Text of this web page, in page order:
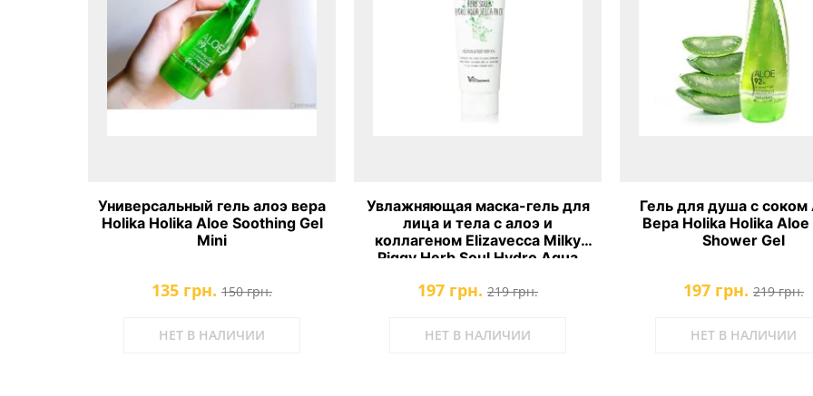
Универсальный гель алоэ вера
Holika Holika Aloe Soothing Gel
Mini
135 грн. 150 грн.
НЕТ В НАЛИЧИИ
Увлажняющая маска-гель для
лица и тела с алоэ и
коллагеном Elizavecca Milky
Piggy Herb Soul Hydro Aqua
197 грн. 219 грн.
НЕТ В НАЛИЧИИ
Гель для душа с соком
Вера Holika Holika Aloe
Shower Gel
197 грн. 219 грн.
НЕТ В НАЛИЧИИ